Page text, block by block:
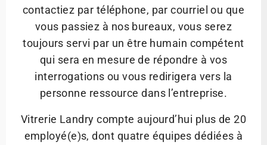
contactiez par téléphone, par courriel ou que
vous passiez à nos bureaux, vous serez
toujours servi par un être humain compétent
qui sera en mesure de répondre à vos
interrogations ou vous redirigera vers la
personne ressource dans l’entreprise.
Vitrerie Landry compte aujourd’hui plus de 20
employé(e)s, dont quatre équipes dédiées à